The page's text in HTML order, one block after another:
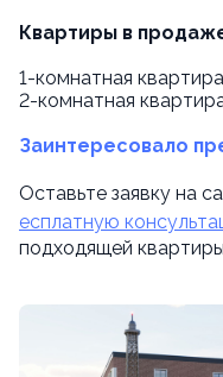
Квартиры в
1-комнатная
2-комнатная
Заинтересовало
Оставьте заявку на
есплатную
подходящей